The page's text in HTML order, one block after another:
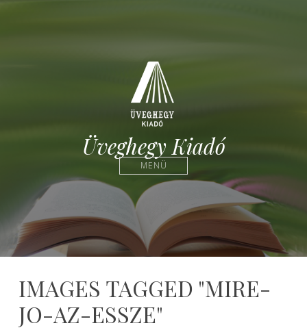
Üveghegy Kiadó
MENÜ
IMAGES TAGGED "MIRE-
JO-AZ-ESSZE"